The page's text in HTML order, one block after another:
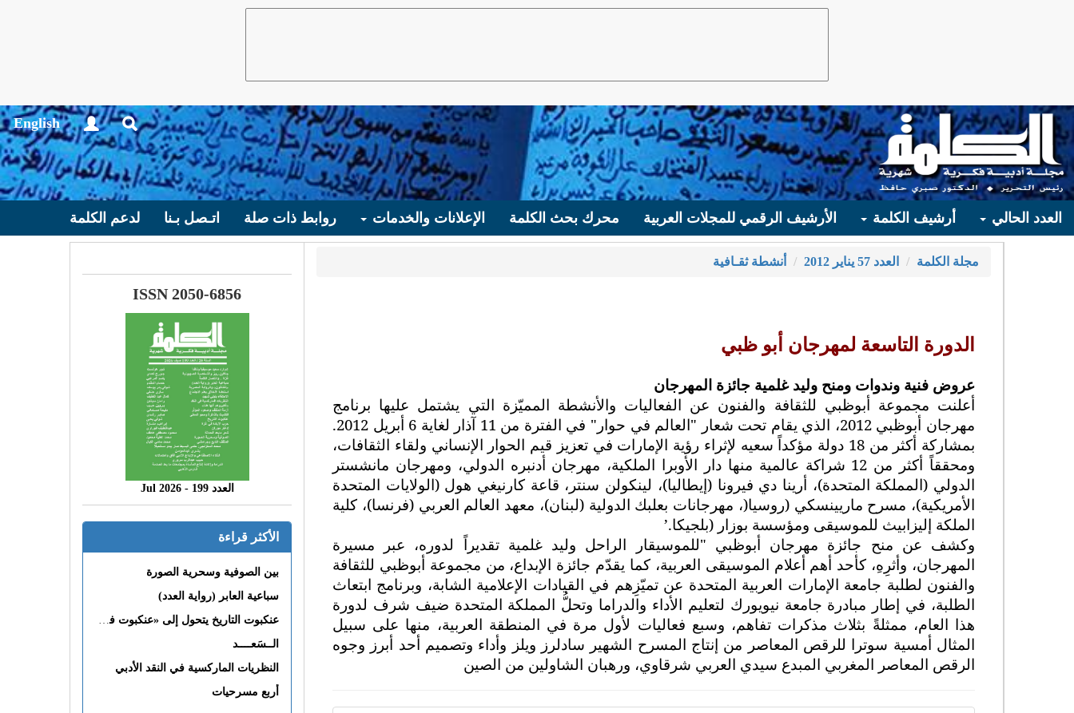
English
العدد الحالي أرشيف الكلمة الأرشيف الرقمي للمجلات العربية محرك بحث الكلمة الإعلانات والخدمات روابط ذات صلة اتـصل بـنا لدعم الكلمة
مجلة الكلمة العدد 57 يناير 2012 أنشطة ثقـافية
الدورة التاسعة لمهرجان أبو ظبي
عروض فنية وندوات ومنح وليد غلمية جائزة المهرجان
أعلنت مجموعة أبوظبي للثقافة والفنون عن الفعاليات والأنشطة المميّزة التي يشتمل عليها برنامج
مهرجان أبوظبي 2012، الذي يقام تحت شعار "العالم في حوار" في الفترة من 11 آذار لغاية 6 أبريل 2012
.
بمشاركة أكثر من 18 دولة مؤكداً سعيه لإثراء رؤية الإمارات في تعزيز قيم الحوار الإنساني ولقاء الثقافات،
ومحققاً أكثر من 12 شراكة عالمية منها دار الأوبرا الملكية، مهرجان أدنبره الدولي، ومهرجان مانشستر
الدولي (المملكة المتحدة)، أرينا دي فيرونا (إيطاليا)، لينكولن سنتر، قاعة كارنيغي هول (الولايات المتحدة
الأمريكية)، مسرح ماريينسكي (روسيا)، مهرجانات بعلبك الدولية (لبنان)، معهد العالم العربي (فرنسا)، كلية
الملكة إليزابيث للموسيقى ومؤسسة بوزار (بلجيكا’.
وكشف عن منح جائزة مهرجان أبوظبي "للموسيقار الراحل وليد غلمية تقديراً لدوره، عبر مسيرة
المهرجان، وأثرِهِ، كأحد أهم أعلام الموسيقى العربية، كما يقدّم جائزة الإبداع، من مجموعة أبوظبي للثقافة
والفنون لطلبة جامعة الإمارات العربية المتحدة عن تميّزِهم في القيادات الإعلامية الشابة، وبرنامج ابتعاث
الطلبة، في إطار مبادرة جامعة نيويورك لتعليم الأداء والدراما وتحلُّ المملكة المتحدة ضيف شرف لدورة
هذا العام، ممثلةً بثلاث مذكرات تفاهم، وسبع فعاليات لأول مرة في المنطقة العربية، منها على سبيل
المثال أمسية سوترا للرقص المعاصر من إنتاج المسرح الشهير سادلرز ويلز وأداء وتصميم أحد أبرز وجوه
الرقص المعاصر المغربي المبدع سيدي العربي شرقاوي، ورهبان الشاولين من الصين
ISSN 2050-6856
العدد 199 - 2026 Jul
الأكثر قراءة
بين الصوفية وسحرية الصورة
سباعية العابر (رواية العدد)
عنكبوت التاريخ يتحول إلى «عنكبوت فى القلب»
الــسَعــــد
النظريات الماركسية في النقد الأدبي
أربع مسرحيات